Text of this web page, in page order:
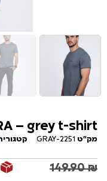
– grey t-shirt
מק"ט 2251-GRAY
149.90₪